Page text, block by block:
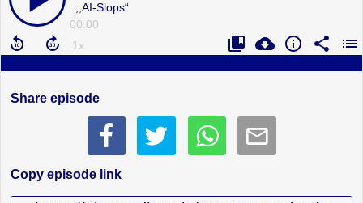
,,AI-Slops“
00:00
Share episode
Copy episode link